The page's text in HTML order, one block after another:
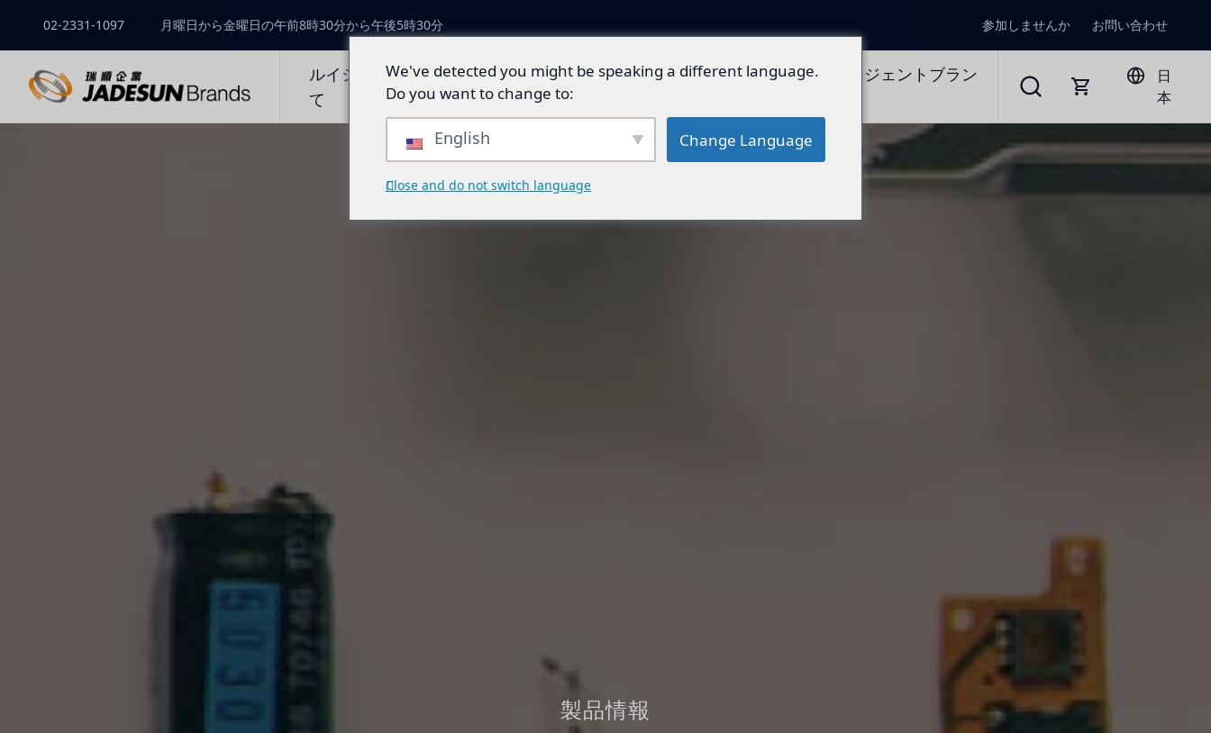
02-2331-1097 月曜日から金曜日の午前8時30分から午後5時30分 参加しませんか お問い合わせ
ルイシュンについ
て
製品とソリューショ
ン
技術開
ジェネラルエージェントブラン
日
本
製品情報
We've detected you might be speaking a different language.
Do you want to change to:
English Change Language
Close and do not switch language